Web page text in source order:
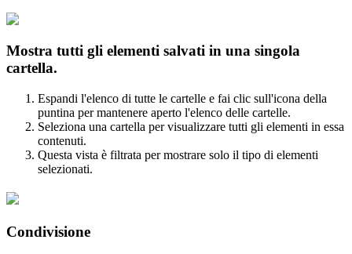
Mostra tutti gli elementi salvati in una singola
cartella.
Espandi l'elenco di tutte le cartelle e fai clic sull'icona della
puntina per mantenere aperto l'elenco delle cartelle.
Seleziona una cartella per visualizzare tutti gli elementi in essa
contenuti.
Questa vista è filtrata per mostrare solo il tipo di elementi
selezionati.
Condivisione